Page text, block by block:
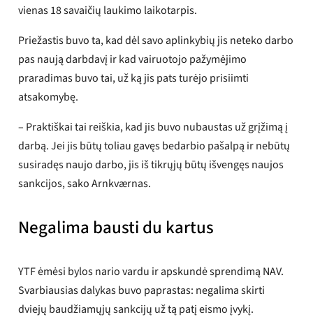
vienas 18 savaičių laukimo laikotarpis.
Priežastis buvo ta, kad dėl savo aplinkybių jis neteko darbo
pas naują darbdavį ir kad vairuotojo pažymėjimo
praradimas buvo tai, už ką jis pats turėjo prisiimti
atsakomybę.
– Praktiškai tai reiškia, kad jis buvo nubaustas už grįžimą į
darbą. Jei jis būtų toliau gavęs bedarbio pašalpą ir nebūtų
susiradęs naujo darbo, jis iš tikrųjų būtų išvengęs naujos
sankcijos, sako Arnkværnas.
Negalima bausti du kartus
YTF ėmėsi bylos nario vardu ir apskundė sprendimą NAV.
Svarbiausias dalykas buvo paprastas: negalima skirti
dviejų baudžiamųjų sankcijų už tą patį eismo įvykį.